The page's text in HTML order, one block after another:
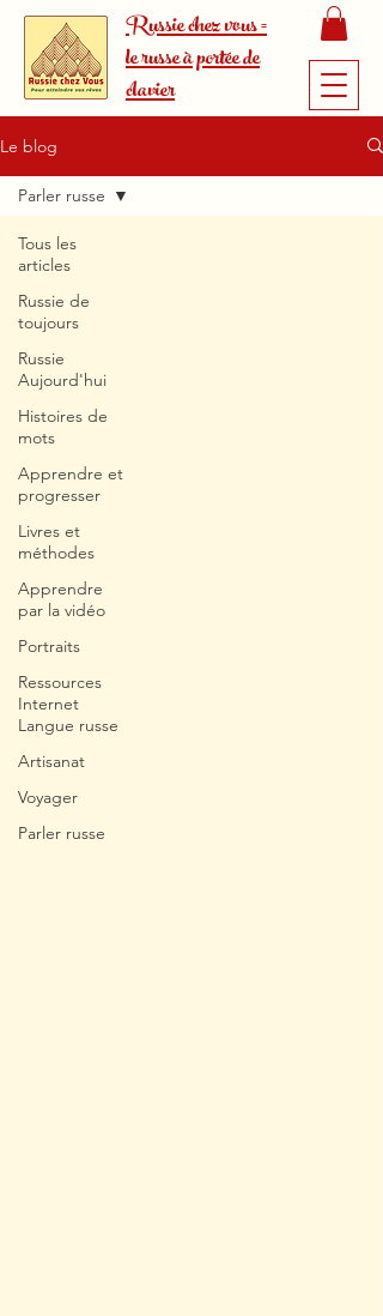
Russie chez vous =
le russe à portée de
clavier
Le blog
Tous les
articles
Russie de
toujours
Russie
Aujourd'hui
Histoires de
mots
Apprendre et
progresser
Livres et
méthodes
Apprendre
par la vidéo
Portraits
Ressources
Internet
Langue russe
Artisanat
Voyager
Parler russe
Parler russe